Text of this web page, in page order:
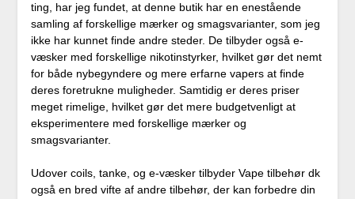
ting, har jeg fundet, at denne butik har en enestående
samling af forskellige mærker og smagsvarianter, som jeg
ikke har kunnet finde andre steder. De tilbyder også e-
væsker med forskellige nikotinstyrker, hvilket gør det nemt
for både nybegyndere og mere erfarne vapers at finde
deres foretrukne muligheder. Samtidig er deres priser
meget rimelige, hvilket gør det mere budgetvenligt at
eksperimentere med forskellige mærker og
smagsvarianter.
Udover coils, tanke, og e-væsker tilbyder Vape tilbehør dk
også en bred vifte af andre tilbehør, der kan forbedre din